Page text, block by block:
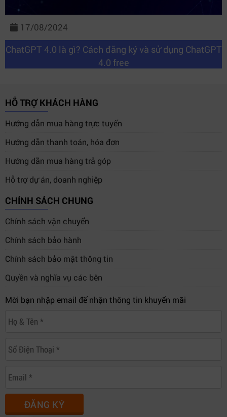
17/08/2024
ChatGPT 4.0 là gì? Cách đăng ký và sử dụng ChatGPT
4.0 free
HỖ TRỢ KHÁCH HÀNG
Hướng dẫn mua hàng trực tuyến
Hướng dẫn thanh toán, hóa đơn
Hướng dẫn mua hàng trả góp
Hỗ trợ dự án, doanh nghiệp
CHÍNH SÁCH CHUNG
Chính sách vận chuyển
Chính sách bảo hành
Chính sách bảo mật thông tin
Quyền và nghĩa vụ các bên
Mời bạn nhập email để nhận thông tin khuyến mãi
ĐĂNG KÝ